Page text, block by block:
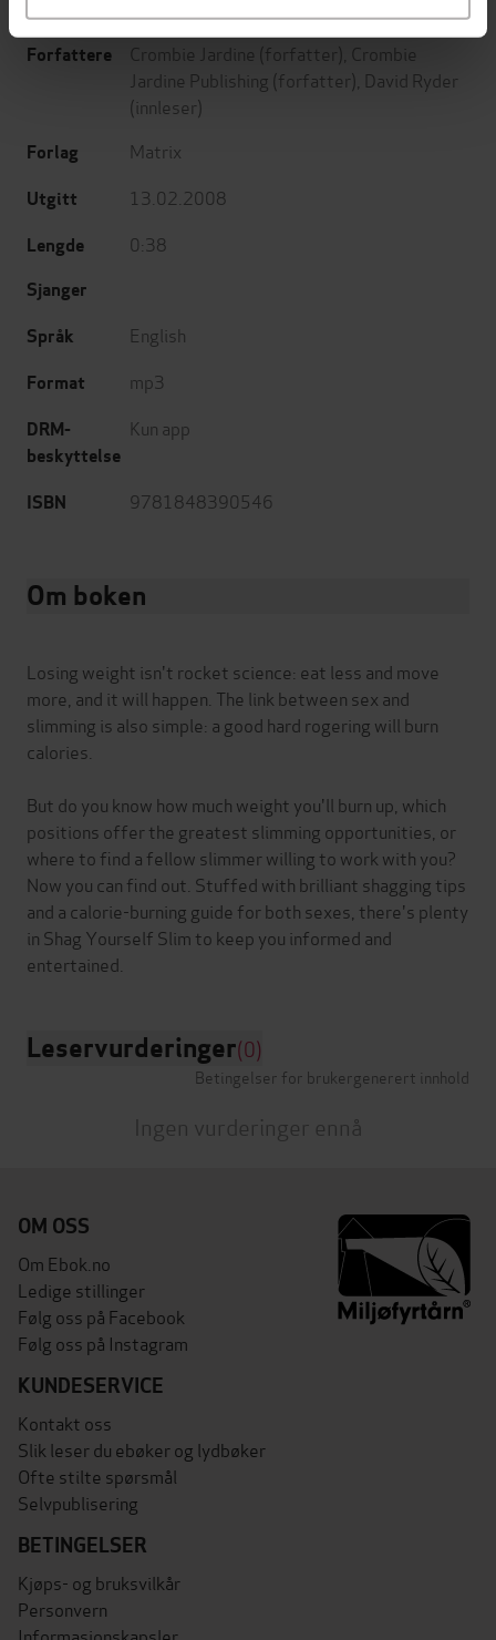
Forfattere Crombie Jardine (forfatter), Crombie
Jardine Publishing (forfatter), David Ryder
(innleser)
Forlag Matrix
Utgitt 13.02.2008
Lengde 0:38
Sjanger
Språk
English
Format mp3
DRM-
beskyttelse
Kun app
ISBN 9781848390546
Om boken
Losing weight isn't rocket science: eat less and move
more, and it will happen. The link between sex and
slimming is also simple: a good hard rogering will burn
calories.
But do you know how much weight you'll burn up, which
positions offer the greatest slimming opportunities, or
where to find a fellow slimmer willing to work with you?
Now you can find out. Stuffed with brilliant shagging tips
and a calorie-burning guide for both sexes, there's plenty
in Shag Yourself Slim to keep you informed and
Leservurderinger(0)
Betingelser for brukergenerert innhold
Ingen vurderinger ennå
OM OSS
Om Ebok.no
Ledige stillinger
Følg oss på Facebook
Følg oss på Instagram
KUNDESERVICE
Kontakt oss
Slik leser du ebøker og lydbøker
Ofte stilte spørsmål
Selvpublisering
BETINGELSER
Kjøps- og bruksvilkår
Personvern